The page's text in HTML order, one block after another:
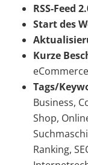
RSS-Feed
Start des
Kurze
Tags/
Business,
Shop,
Ranking,